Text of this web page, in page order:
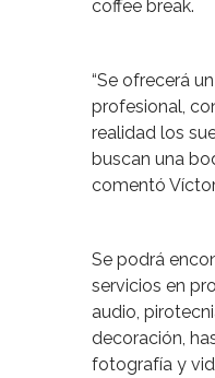
coffee break.
“Se ofrecerá
profesional,
realidad los
buscan una
comentó
Se podrá
servicios en
audio,
decoración,
fotografía y